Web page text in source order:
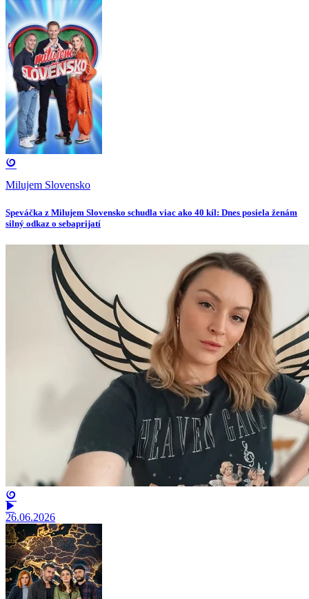
Milujem Slovensko
Speváčka z Milujem Slovensko schudla viac ako 40 kíl: Dnes posiela ženám
silný odkaz o sebaprijatí
26.06.2026